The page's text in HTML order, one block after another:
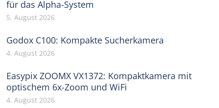
für das Alpha-System
5. August 2026
Godox C100: Kompakte Sucherkamera
4. August 2026
Easypix ZOOMX VX1372: Kompaktkamera mit
optischem 6x-Zoom und WiFi
4. August 2026